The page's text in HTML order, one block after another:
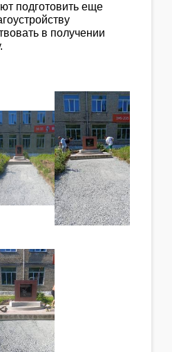
подготовить еще
в получении